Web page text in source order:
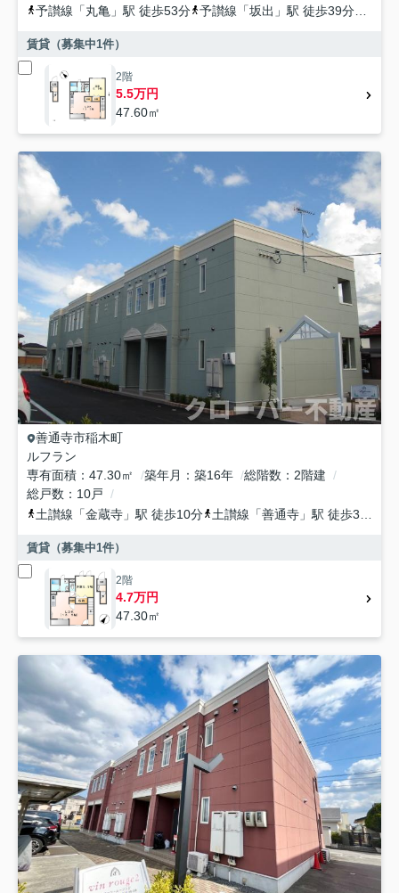
予讃線 「丸亀 」駅 徒歩53分 予讃線 「坂出 」駅 徒歩39分 予讃
賃貸（募集中1件）
2階
5.5万円
47.60㎡
善通寺市稲木町
ルフラン
専有面積
47.30㎡ 築年月 築16年 総階数
2階建
総戸数
10戸
土讃線 「金蔵寺 」駅 徒歩10分 土讃線 「善通寺 」駅 徒歩37分
賃貸（募集中1件）
2階
4.7万円
47.30㎡